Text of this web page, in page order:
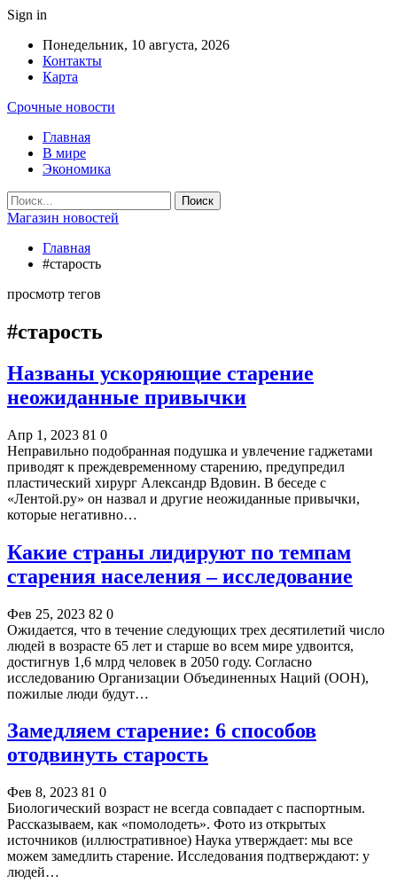
Sign in
Понедельник, 10 августа, 2026
Контакты
Карта
Срочные новости
Главная
В мире
Экономика
Магазин новостей
Главная
#старость
просмотр тегов
#старость
Названы ускоряющие старение
неожиданные привычки
Апр 1, 2023 81 0
Неправильно подобранная подушка и увлечение гаджетами
приводят к преждевременному старению, предупредил
пластический хирург Александр Вдовин. В беседе с
«Лентой.ру» он назвал и другие неожиданные привычки,
которые негативно…
Какие страны лидируют по темпам
старения населения – исследование
Фев 25, 2023 82 0
Ожидается, что в течение следующих трех десятилетий число
людей в возрасте 65 лет и старше во всем мире удвоится,
достигнув 1,6 млрд человек в 2050 году. Согласно
исследованию Организации Объединенных Наций (ООН),
пожилые люди будут…
Замедляем старение: 6 способов
отодвинуть старость
Фев 8, 2023 81 0
Биологический возраст не всегда совпадает с паспортным.
Рассказываем, как «помолодеть». Фото из открытых
источников (иллюстративное) Наука утверждает: мы все
можем замедлить старение. Исследования подтверждают: у
людей…